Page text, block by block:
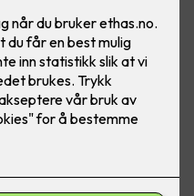
hjemme har du